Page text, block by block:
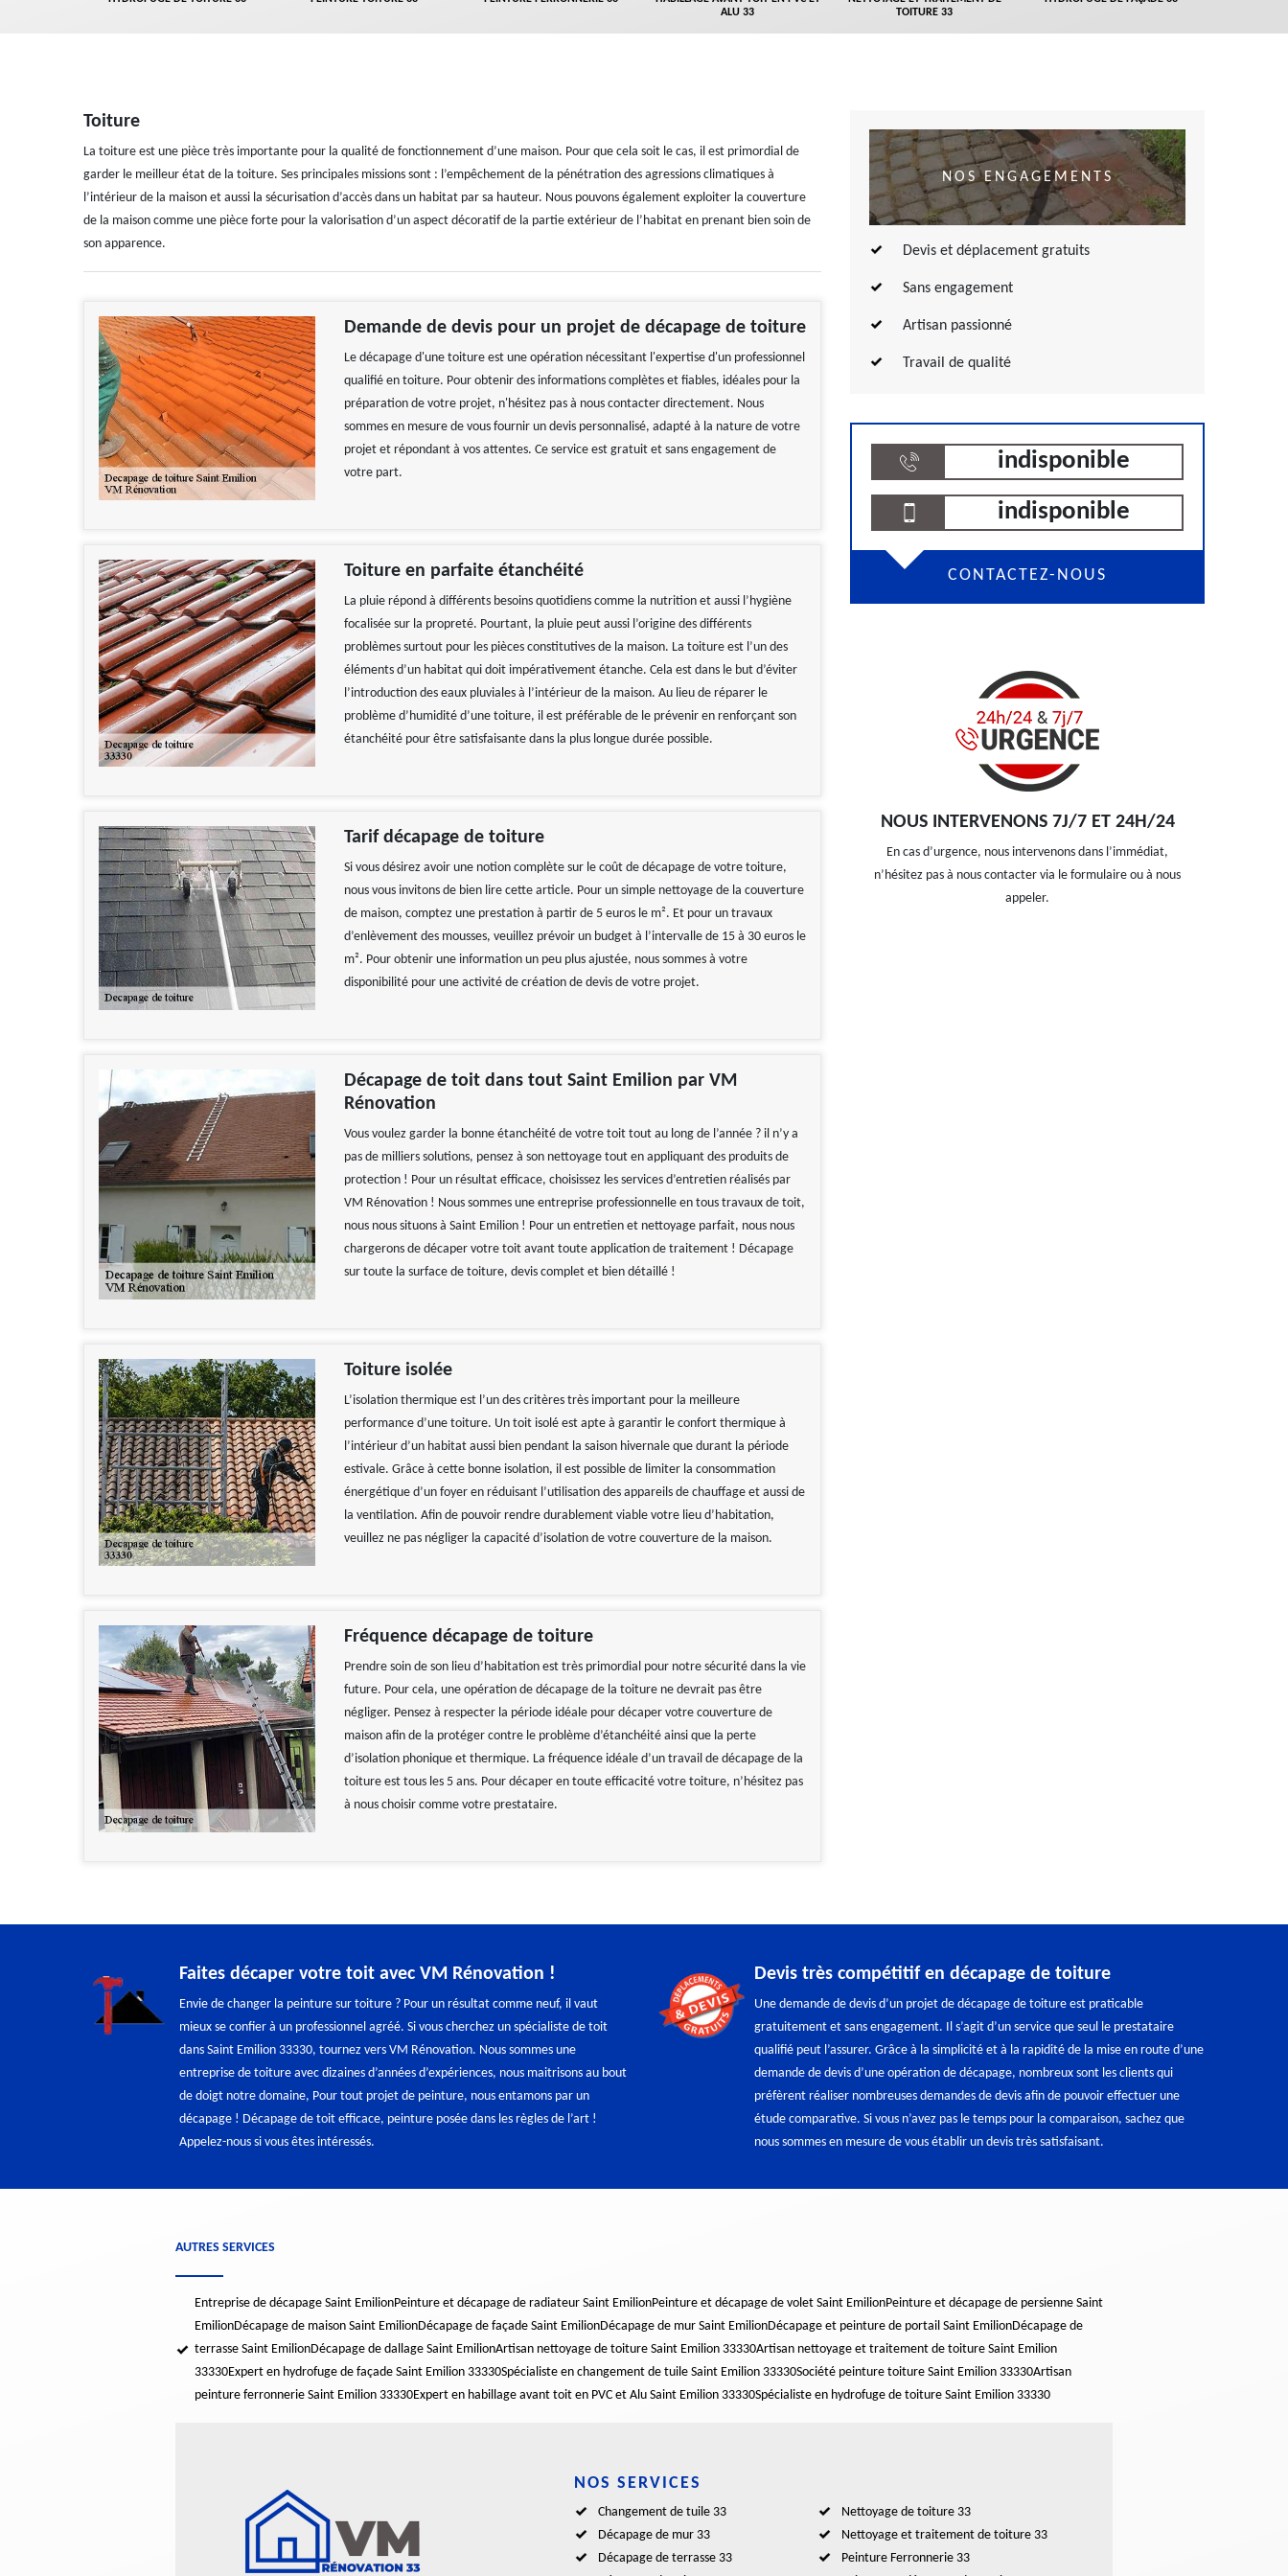
ALU 33
TOITURE 33
Toiture
La toiture est une pièce très importante pour la qualité de fonctionnement d’une maison. Pour que cela soit le cas, il est primordial de
garder le meilleur état de la toiture. Ses principales missions sont : l’empêchement de la pénétration des agressions climatiques à
l’intérieur de la maison et aussi la sécurisation d’accès dans un habitat par sa hauteur. Nous pouvons également exploiter la couverture
de la maison comme une pièce forte pour la valorisation d’un aspect décoratif de la partie extérieur de l’habitat en prenant bien soin de
son apparence.
Demande de devis pour un projet de décapage de toiture
Le décapage d'une toiture est une opération nécessitant l'expertise d'un professionnel
qualifié en toiture. Pour obtenir des informations complètes et fiables, idéales pour la
préparation de votre projet, n'hésitez pas à nous contacter directement. Nous
sommes en mesure de vous fournir un devis personnalisé, adapté à la nature de votre
projet et répondant à vos attentes. Ce service est gratuit et sans engagement de
votre part.
Toiture en parfaite étanchéité
La pluie répond à différents besoins quotidiens comme la nutrition et aussi l’hygiène
focalisée sur la propreté. Pourtant, la pluie peut aussi l’origine des différents
problèmes surtout pour les pièces constitutives de la maison. La toiture est l’un des
éléments d’un habitat qui doit impérativement étanche. Cela est dans le but d’éviter
l’introduction des eaux pluviales à l’intérieur de la maison. Au lieu de réparer le
problème d’humidité d’une toiture, il est préférable de le prévenir en renforçant son
étanchéité pour être satisfaisante dans la plus longue durée possible.
Tarif décapage de toiture
Si vous désirez avoir une notion complète sur le coût de décapage de votre toiture,
nous vous invitons de bien lire cette article. Pour un simple nettoyage de la couverture
de maison, comptez une prestation à partir de 5 euros le m². Et pour un travaux
d’enlèvement des mousses, veuillez prévoir un budget à l’intervalle de 15 à 30 euros le
m². Pour obtenir une information un peu plus ajustée, nous sommes à votre
disponibilité pour une activité de création de devis de votre projet.
Décapage de toit dans tout Saint Emilion par VM
Rénovation
Vous voulez garder la bonne étanchéité de votre toit tout au long de l’année ? il n’y a
pas de milliers solutions, pensez à son nettoyage tout en appliquant des produits de
protection ! Pour un résultat efficace, choisissez les services d’entretien réalisés par
VM Rénovation ! Nous sommes une entreprise professionnelle en tous travaux de toit,
nous nous situons à Saint Emilion ! Pour un entretien et nettoyage parfait, nous nous
chargerons de décaper votre toit avant toute application de traitement ! Décapage
sur toute la surface de toiture, devis complet et bien détaillé !
Toiture isolée
L’isolation thermique est l’un des critères très important pour la meilleure
performance d’une toiture. Un toit isolé est apte à garantir le confort thermique à
l’intérieur d’un habitat aussi bien pendant la saison hivernale que durant la période
estivale. Grâce à cette bonne isolation, il est possible de limiter la consommation
énergétique d’un foyer en réduisant l’utilisation des appareils de chauffage et aussi de
la ventilation. Afin de pouvoir rendre durablement viable votre lieu d’habitation,
veuillez ne pas négliger la capacité d’isolation de votre couverture de la maison.
Fréquence décapage de toiture
Prendre soin de son lieu d’habitation est très primordial pour notre sécurité dans la vie
future. Pour cela, une opération de décapage de la toiture ne devrait pas être
négliger. Pensez à respecter la période idéale pour décaper votre couverture de
maison afin de la protéger contre le problème d’étanchéité ainsi que la perte
d’isolation phonique et thermique. La fréquence idéale d’un travail de décapage de la
toiture est tous les 5 ans. Pour décaper en toute efficacité votre toiture, n’hésitez pas
à nous choisir comme votre prestataire.
NOS ENGAGEMENTS
Devis et déplacement gratuits
Sans engagement
Artisan passionné
Travail de qualité
indisponible
indisponible
CONTACTEZ-NOUS
NOUS INTERVENONS 7J/7 ET 24H/24
En cas d’urgence, nous intervenons dans l’immédiat,
n’hésitez pas à nous contacter via le formulaire ou à nous
appeler.
Faites décaper votre toit avec VM Rénovation !
Envie de changer la peinture sur toiture ? Pour un résultat comme neuf, il vaut
mieux se confier à un professionnel agréé. Si vous cherchez un spécialiste de toit
dans Saint Emilion 33330, tournez vers VM Rénovation. Nous sommes une
entreprise de toiture avec dizaines d’années d’expériences, nous maitrisons au bout
de doigt notre domaine, Pour tout projet de peinture, nous entamons par un
décapage ! Décapage de toit efficace, peinture posée dans les règles de l’art !
Appelez-nous si vous êtes intéressés.
Devis très compétitif en décapage de toiture
Une demande de devis d’un projet de décapage de toiture est praticable
gratuitement et sans engagement. Il s’agit d’un service que seul le prestataire
qualifié peut l’assurer. Grâce à la simplicité et à la rapidité de la mise en route d’une
demande de devis d’une opération de décapage, nombreux sont les clients qui
préfèrent réaliser nombreuses demandes de devis afin de pouvoir effectuer une
étude comparative. Si vous n’avez pas le temps pour la comparaison, sachez que
nous sommes en mesure de vous établir un devis très satisfaisant.
AUTRES SERVICES
Entreprise de décapage Saint EmilionPeinture et décapage de radiateur Saint EmilionPeinture et décapage de volet Saint EmilionPeinture et décapage de persienne Saint
EmilionDécapage de maison Saint EmilionDécapage de façade Saint EmilionDécapage de mur Saint EmilionDécapage et peinture de portail Saint EmilionDécapage de
terrasse Saint EmilionDécapage de dallage Saint EmilionArtisan nettoyage de toiture Saint Emilion 33330Artisan nettoyage et traitement de toiture Saint Emilion
33330Expert en hydrofuge de façade Saint Emilion 33330Spécialiste en changement de tuile Saint Emilion 33330Société peinture toiture Saint Emilion 33330Artisan
peinture ferronnerie Saint Emilion 33330Expert en habillage avant toit en PVC et Alu Saint Emilion 33330Spécialiste en hydrofuge de toiture Saint Emilion 33330
NOS SERVICES
Changement de tuile 33
Décapage de mur 33
Décapage de terrasse 33
Nettoyage de toiture 33
Nettoyage et traitement de toiture 33
Peinture Ferronnerie 33